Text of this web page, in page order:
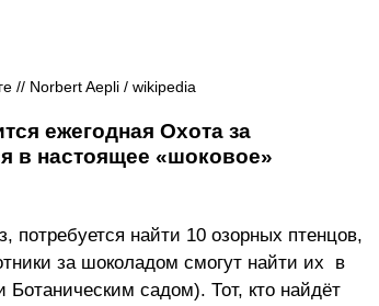
// Norbert Aepli / wikipedia
ежегодная Охота за
в настоящее «шоковое»
потребуется найти 10 озорных птенцов,
за шоколадом смогут найти их  в
садом). Тот, кто найдёт